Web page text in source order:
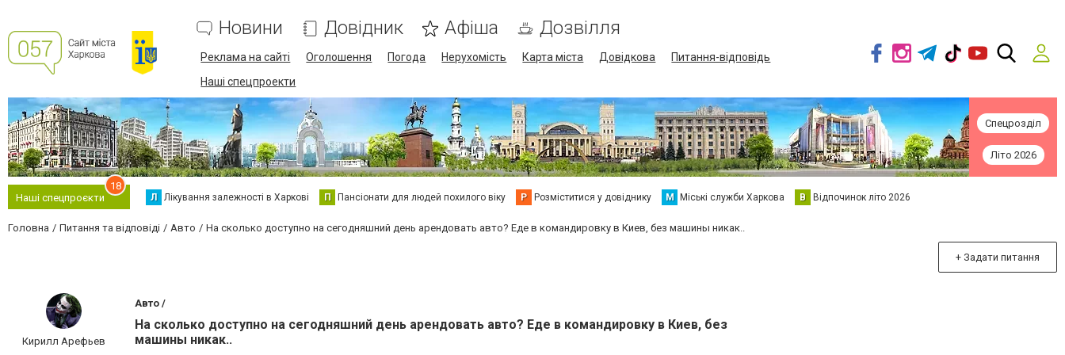
Новини Довідник Афіша Дозвілля
Реклама на сайті Оголошення Погода Нерухомість Карта міста Довідкова
Питання-відповідь
Наші спецпроекти
Спецрозділ
Літо 2026
Наші спецпроєкти
18
Л Лікування залежності в Харкові П Пансіонати для людей похилого віку Р Розміститися у довіднику М Міські служби Харкова В Відпочинок літо 2026
Головна Питання та відповіді Авто На сколько доступно на сегодняшний день арендовать авто? Еде в командировку в Киев, без машины никак..
+ Задати питання
Кирилл Арефьев
Авто /
На сколько доступно на сегодняшний день арендовать авто? Еде в командировку в Киев, без
машины никак..